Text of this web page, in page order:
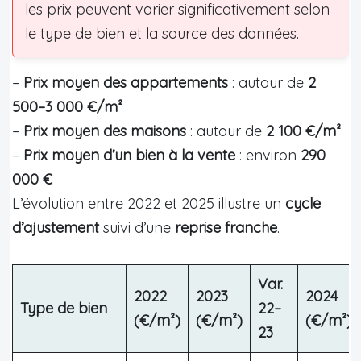
les prix peuvent varier significativement selon
le type de bien et la source des données.
– Prix moyen des appartements : autour de 2
500–3 000 €/m²
– Prix moyen des maisons : autour de 2 100 €/m²
– Prix moyen d’un bien à la vente : environ 290
000 €
L’évolution entre 2022 et 2025 illustre un cycle
d’ajustementsuivi d’une reprise franche.
Type de bien
2022
(€/m²)
2023
(€/m²)
Var.
22–
23
2024
(€/m²)